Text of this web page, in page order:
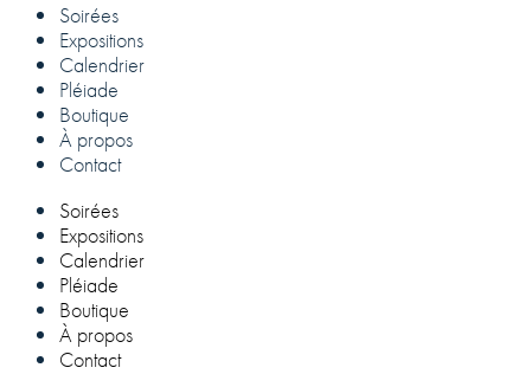
Soirées
Expositions
Calendrier
Pléiade
Boutique
À propos
Contact
Soirées
Expositions
Calendrier
Pléiade
Boutique
À propos
Contact